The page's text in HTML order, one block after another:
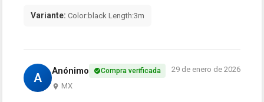
Variante: Color:black Length:3m
A Anónimo Compra verificada
MX
29 de enero de 2026